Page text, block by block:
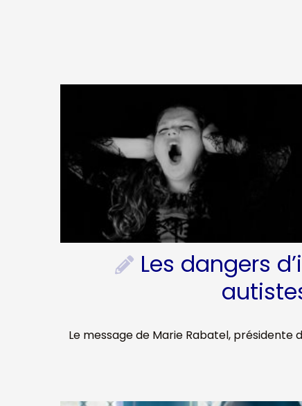
Les dangers
Le message de Marie Rabatel, présidente